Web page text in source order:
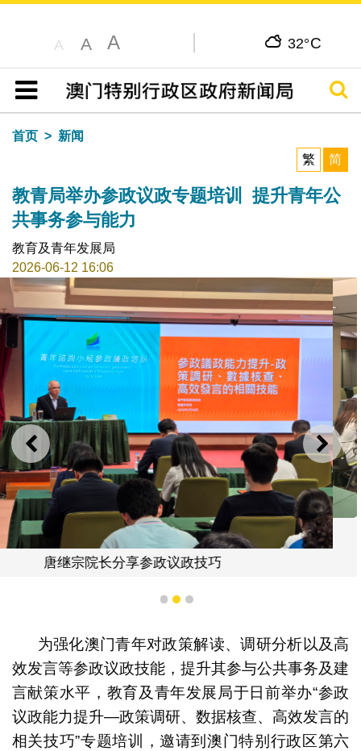
A A A 32°C
目录
搜寻
首页
新闻
繁
简
教青局举办参政议政专题培训 提升青年公
共事务参与能力
教育及青年发展局
2026-06-12 16:06
上一则 下一
青年咨询小组及青年社团代表参加
1 2 3
为强化澳门青年对政策解读、调研分析以及高
效发言等参政议政技能，提升其参与公共事务及建
言献策水平，教育及青年发展局于日前举办“参政
议政能力提升—政策调研、数据核查、高效发言的
相关技巧”专题培训，邀请到澳门特别行政区第六